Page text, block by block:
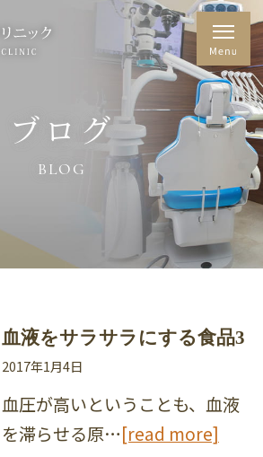
ブログ
BLOG
血液をサラサラにする食品3
2017年1月4日
血圧が高いということも、血液
を滞らせる原…[read more]